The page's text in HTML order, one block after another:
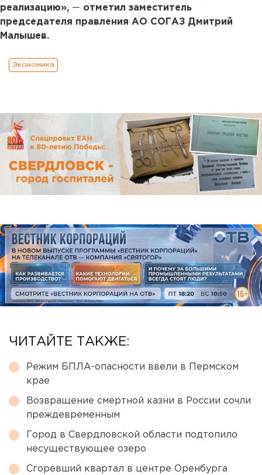
реализацию», — отметил заместитель
председателя правления АО СОГАЗ Дмитрий
Малышев.
Экономика
ЧИТАЙТЕ ТАКЖЕ:
Режим БПЛА-опасности ввели в Пермском
крае
Возвращение смертной казни в России сочли
преждевременным
Город в Свердловской области подтопило
несуществующее озеро
Сгоревший квартал в центре Оренбурга